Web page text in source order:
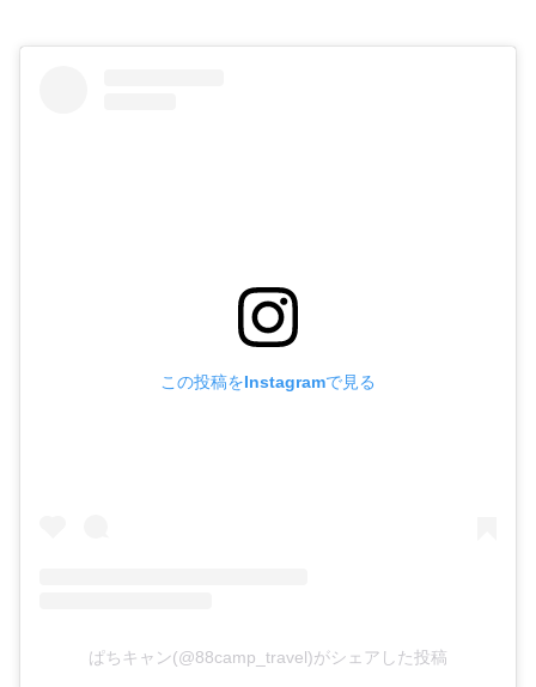
この投稿をInstagramで見る
ぱちキャン(@88camp_travel)がシェアした投稿